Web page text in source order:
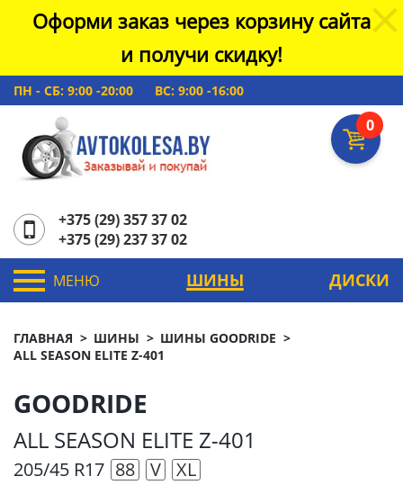
Оформи заказ через корзину сайта
и получи скидку!
ПН - СБ: 9:00 -20:00 ВС: 9:00 -16:00
0
+375 (29) 357 37 02
+375 (29) 237 37 02
МЕНЮ ШИНЫ ДИСКИ
ГЛАВНАЯ ШИНЫ
ШИНЫ GOODRIDE
ALL SEASON ELITE Z-401
GOODRIDE
ALL SEASON ELITE Z-401
205/45 R17 88 V XL